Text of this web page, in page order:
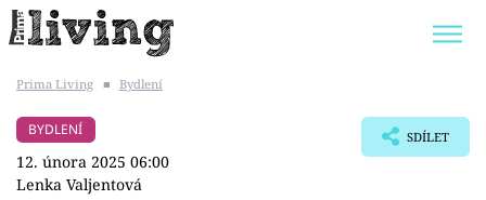
BYDLENÍ SLAVNÝCH
Prima Living ■ Bydlení
BYDLENÍ
12. února 2025 06:00
Lenka Valjentová
SDÍLET